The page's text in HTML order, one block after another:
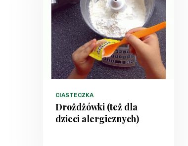
CIASTECZKA
Drożdżówki (też dla
dzieci alergicznych)